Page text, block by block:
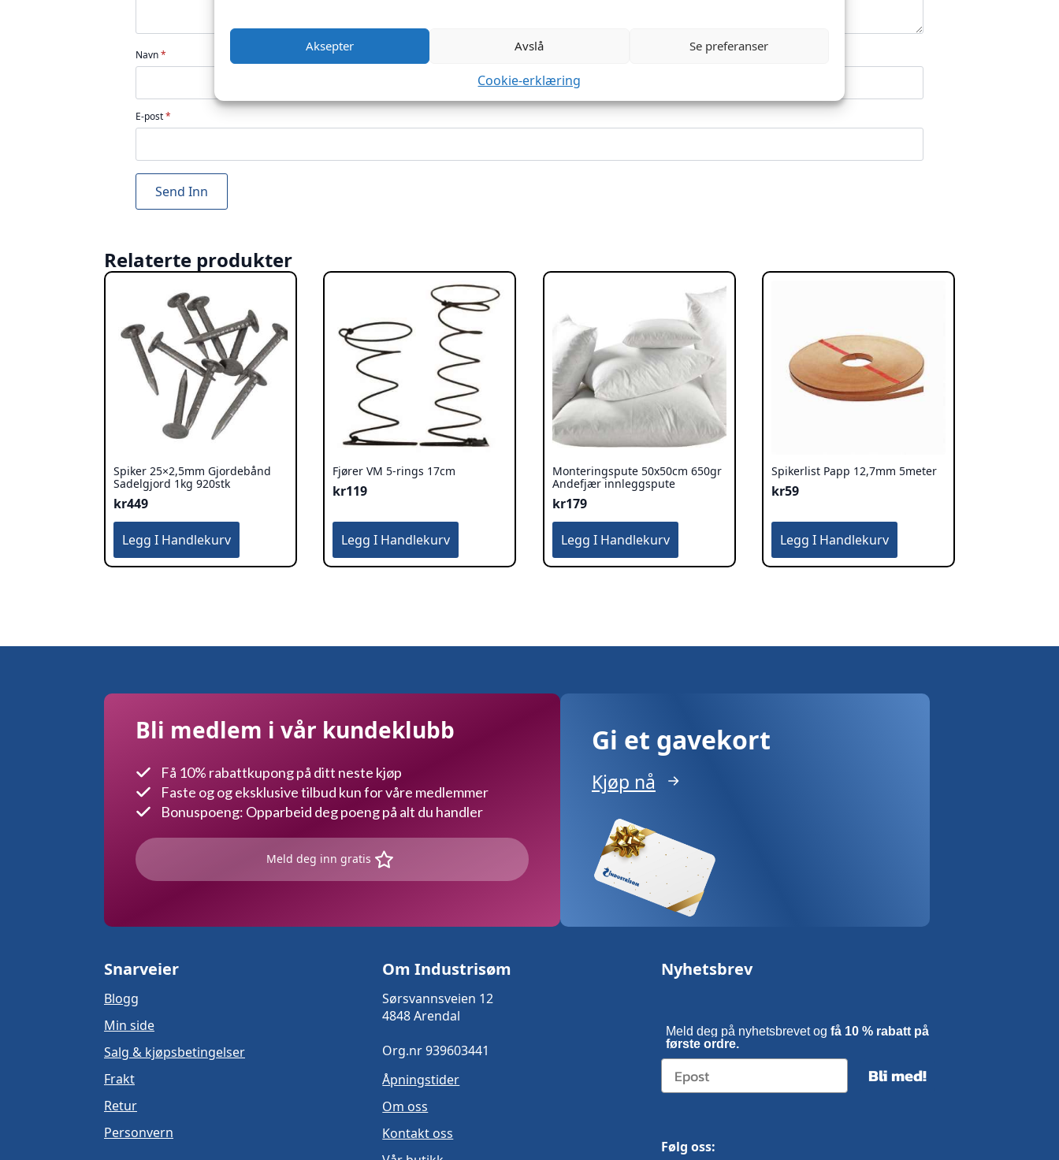
Aksepter Avslå Se preferanser
Cookie-erklæring
Navn*
E-post*
Relaterte produkter
Spiker 25×2,5mm Gjordebånd
Sadelgjord 1kg 920stk
kr449
Legg I Handlekurv
Fjører VM 5-rings 17cm
kr119
Legg I Handlekurv
Monteringspute 50x50cm 650gr
Andefjær innleggspute
kr179
Legg I Handlekurv
Spikerlist Papp 12,7mm 5meter
kr59
Legg I Handlekurv
Bli medlem i vår kundeklubb
Få 10% rabattkupong på ditt neste kjøp
Faste og og eksklusive tilbud kun for våre medlemmer
Bonuspoeng: Opparbeid deg poeng på alt du handler
Meld deg inn gratis
Gi et gavekort
Kjøp nå
Snarveier
Blogg
Min side
Salg & kjøpsbetingelser
Frakt
Retur
Personvern
Om Industrisøm
Sørsvannsveien 12
4848 Arendal
Org.nr 939603441
Åpningstider
Om oss
Kontakt oss
Nyhetsbrev
Meld deg på nyhetsbrevet og få 10 % rabatt på
første ordre.
Bli med!
Følg oss: